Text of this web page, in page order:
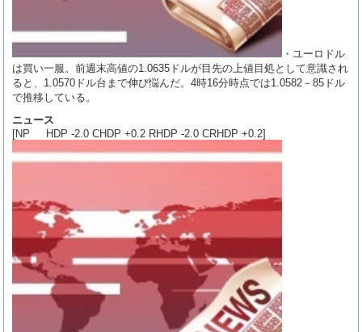
・ユーロドル
は買い一服。前週末高値の1.0635ドルが目先の上値目処として意識され
ると、1.0570ドル台まで伸び悩んだ。4時16分時点では1.0582－85ドル
で推移している。
ニュース
[NP HDP -2.0 CHDP +0.2 RHDP -2.0 CRHDP +0.2]